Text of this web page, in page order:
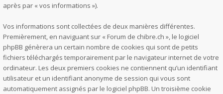
après par « vos informations »).
Vos informations sont collectées de deux manières différentes.
Premièrement, en naviguant sur « Forum de chibre.ch », le logiciel
phpBB génèrera un certain nombre de cookies qui sont de petits
fichiers téléchargés temporairement par le navigateur internet de votre
ordinateur. Les deux premiers cookies ne contiennent qu’un identifiant
utilisateur et un identifiant anonyme de session qui vous sont
automatiquement assignés par le logiciel phpBB. Un troisième cookie